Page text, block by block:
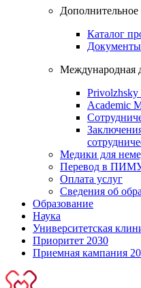
Дополнительное
Каталог
Документы
Международная
Privolzhsky
Academic
Медики для
Перевод в
Оплата услуг
Сведения об
Образование
Наука
Университетская
Приоритет 2030
Приемная кампания